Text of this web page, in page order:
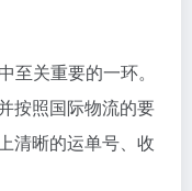
至关重要的一环。
按照国际物流的要
清晰的运单号、收